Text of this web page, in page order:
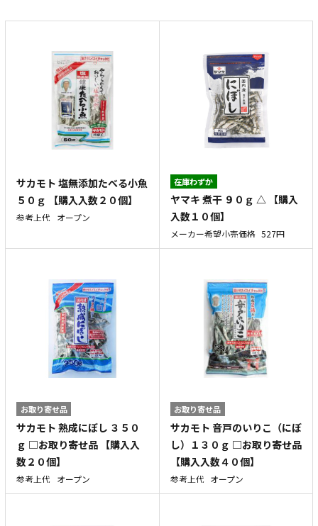
サカモト 塩無添加たべる小魚
５０ｇ 【購入入数２０個】
参考上代 オープン
在庫わずか
ヤマキ 煮干 ９０ｇ △ 【購入
入数１０個】
メーカー希望小売価格 527円
お取り寄せ品
サカモト 熟成にぼし ３５０
ｇ □お取り寄せ品 【購入入
数２０個】
参考上代 オープン
お取り寄せ品
サカモト 音戸のいりこ（にぼ
し）１３０ｇ □お取り寄せ品
【購入入数４０個】
参考上代 オープン